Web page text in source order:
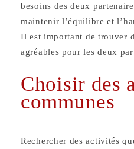
besoins des deux
maintenir l’équilibre et
Il est important de trouver
agréables pour les deux
Choisir des
communes
Rechercher des activités